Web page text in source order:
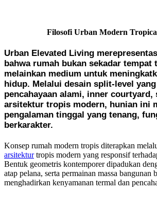
Filosofi Urban Modern
Urban Elevated Living
bahwa rumah bukan sekadar tempat
melainkan medium untuk
hidup. Melalui desain split-level
pencahayaan alami, inner courtyard,
arsitektur tropis modern, hunian ini
pengalaman tinggal yang tenang,
berkarakter.
Konsep rumah modern tropis diterapkan
arsitekturtropis modern yang responsif
Bentuk geometris kontemporer dipadukan
atap pelana, serta permainan massa bangunan
menghadirkan kenyamanan termal dan